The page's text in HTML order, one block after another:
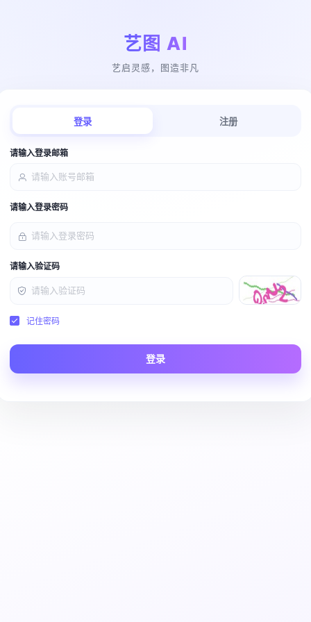
艺图 AI
艺启灵感，图造非凡
登录 注册
请输入登录邮箱
请输入登录密码
请输入验证码
记住密码
登录